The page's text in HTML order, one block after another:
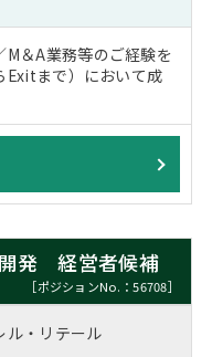
＆A業務等のご経験を
Exitまで）において成
発 経営者候補
［ポジションNo.：56708］
・リテール